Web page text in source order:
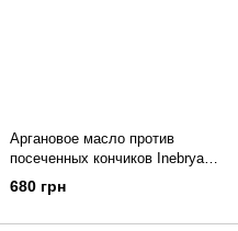
Аргановое масло против
посеченных кончиков Inebrya
Ice Cream Pro Age Treatment
Argan Oil 100 мл
680 грн